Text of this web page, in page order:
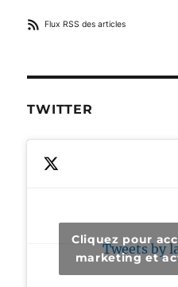
Flux RSS des articles
TWITTER
Tweets by
Cliquez pour
marketing et